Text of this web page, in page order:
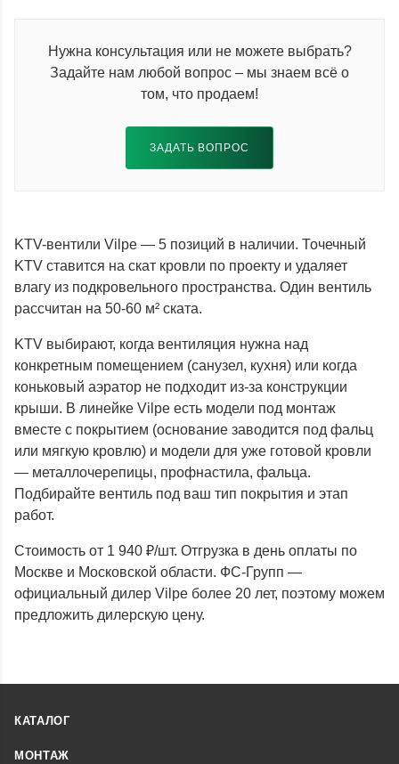
Нужна консультация или не можете выбрать?
Задайте нам любой вопрос – мы знаем всё о
том, что продаем!
ЗАДАТЬ ВОПРОС
KTV-вентили Vilpe — 5 позиций в наличии. Точечный
KTV ставится на скат кровли по проекту и удаляет
влагу из подкровельного пространства. Один вентиль
рассчитан на 50-60 м² ската.
KTV выбирают, когда вентиляция нужна над
конкретным помещением (санузел, кухня) или когда
коньковый аэратор не подходит из-за конструкции
крыши. В линейке Vilpe есть модели под монтаж
вместе с покрытием (основание заводится под фальц
или мягкую кровлю) и модели для уже готовой кровли
— металлочерепицы, профнастила, фальца.
Подбирайте вентиль под ваш тип покрытия и этап
работ.
Стоимость от 1 940 ₽/шт. Отгрузка в день оплаты по
Москве и Московской области. ФС-Групп —
официальный дилер Vilpe более 20 лет, поэтому можем
предложить дилерскую цену.
КАТАЛОГ
МОНТАЖ